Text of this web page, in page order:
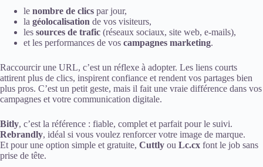
le nombre de clics par jour,
la géolocalisation de vos visiteurs,
les sources de trafic (réseaux sociaux, site web, e-mails),
et les performances de vos campagnes marketing.
Raccourcir une URL, c’est un réflexe à adopter. Les liens courts
attirent plus de clics, inspirent confiance et rendent vos partages bien
plus pros. C’est un petit geste, mais il fait une vraie différence dans vos
campagnes et votre communication digitale.
Bitly, c’est la référence : fiable, complet et parfait pour le suivi.
Rebrandly, idéal si vous voulez renforcer votre image de marque.
Et pour une option simple et gratuite, Cuttly ou Lc.cx font le job sans
prise de tête.